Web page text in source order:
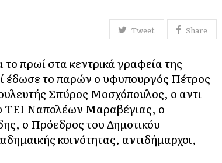
Tweet Share
πρωί στα κεντρικά γραφεία της
έδωσε το παρών ο υφυπουργός Πέτρος
Σπύρος Μοσχόπουλος, ο αντι
ΤΕΙ Ναπολέων Μαραβέγιας, ο
ο Πρόεδρος του Δημοτικόυ
κοινότητας, αντιδήμαρχοι,